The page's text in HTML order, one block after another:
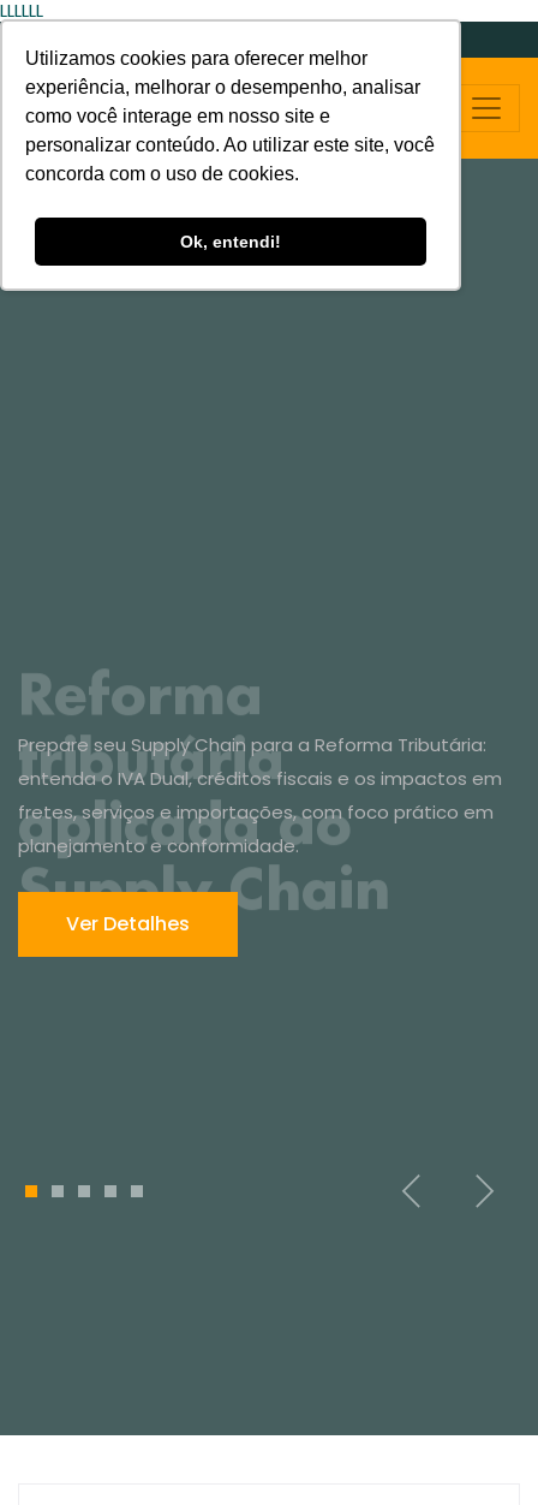
Utilizamos cookies para oferecer melhor
experiência, melhorar o desempenho, analisar
como você interage em nosso site e
personalizar conteúdo. Ao utilizar este site, você
concorda com o uso de cookies.
Ok, entendi!
LLLLLL
1 2 3 4 5